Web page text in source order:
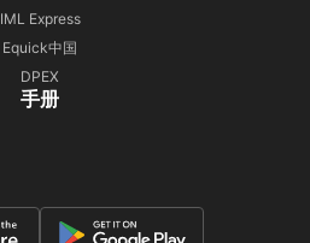
IML Express
Equick中国
DPEX
手册